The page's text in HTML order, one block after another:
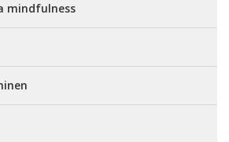
mindfulness